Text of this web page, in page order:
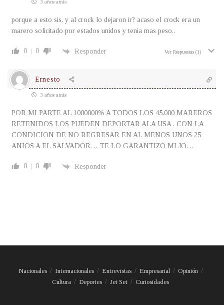
3 años atrás
porque a esto sis, y al crock lo dejaron ir? acaso el crock era un
marero solicitado por estados unidos y tenia mas peso..
0 0 Responder Ver Respuestas (1)
Ernesto
3 años atrás
POR MI PARTE AL 1000000% A TODOS LOS 45,000 MAREROS
RETENIDOS LOS PUEDEN DEPORTAR ALA USA . CON LA
CONDICION DE NO REGRESAR EN AL MENOS UNOS 25
ANIOS A EL SALVADOR… TE LO GARANTIZO MI JO…
0 0 Responder
Nacionales Internacionales Entrevistas Empresarial
Opinión
Cultura
Deportes Jet Set Curiosidades